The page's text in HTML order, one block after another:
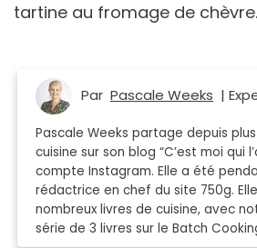
tartine au fromage de
Par Pascale Weeks |
Pascale Weeks partage depuis
cuisine sur son blog “C’est moi qui
compte Instagram. Elle a été
rédactrice en chef du site 750g.
nombreux livres de cuisine, avec
série de 3 livres sur le Batch